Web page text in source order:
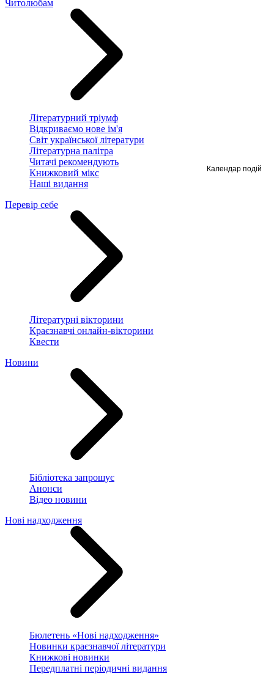
Читолюбам
Літературний тріумф
Відкриваємо нове ім'я
Світ української літератури
Літературна палітра
Читачі рекомендують
Книжковий мікс
Наші видання
Перевір себе
Літературні вікторини
Краєзнавчі онлайн-вікторини
Квести
Новини
Бібліотека запрошує
Анонси
Відео новини
Нові надходження
Бюлетень «Нові надходження»
Новинки краєзнавчої літератури
Книжкові новинки
Передплатні періодичні видання
Календар подій